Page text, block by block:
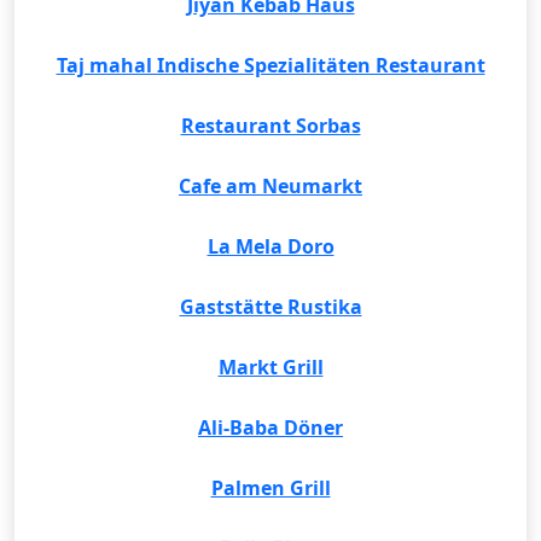
Taj mahal Indische Spezialitäten Restaurant
Restaurant Sorbas
Cafe am Neumarkt
La Mela Doro
Gaststätte Rustika
Markt Grill
Ali-Baba Döner
Palmen Grill